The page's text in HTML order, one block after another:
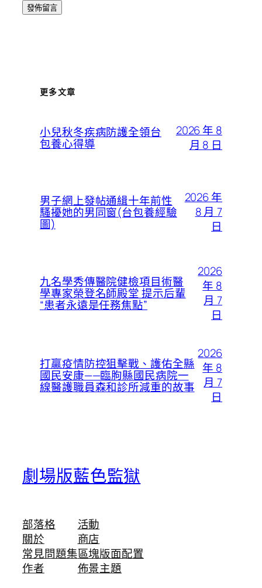
更多文章
小兒秋冬疾病防護全領台
包養心得導
2026 年 8
月 8 日
男子網上發帖通緝十年前性
騷擾她的男同窗(台包養經驗
圖)
2026 年
8 月 7
日
九名學秀傳醫院健檢項目術醫
學專家榮登名師殿堂 提示后輩
“患者永遠是任務焦點”
2026
年 8
月 7
日
打贏疫情防控狙擊戰、護佑全縣
國民安康——臨朐縣國民病院一
線醫護職員森和診所減重的故事
2026
年 8
月 7
日
劇場版藍色監獄
部落格
關於
常見問題集
作者
活動
商店
區塊版面配置
佈景主題